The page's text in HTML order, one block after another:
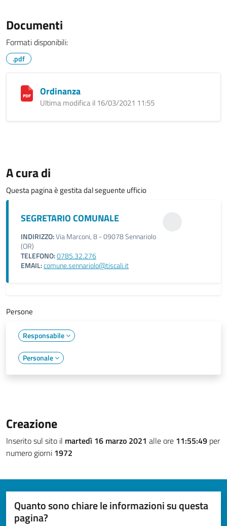
Documenti
Formati disponibili:
.pdf
Ordinanza
Ultima modifica il 16/03/2021 11:55
A cura di
Questa pagina è gestita dal seguente ufficio
SEGRETARIO COMUNALE
INDIRIZZO:Via Marconi, 8 - 09078 Sennariolo
(OR)
TELEFONO:0785.32.276
EMAIL:comune.sennariolo@tiscali.it
Persone
Responsabile
Personale
Creazione
Inserito sul sito il martedì 16 marzo 2021 alle ore 11:55:49 per
numero giorni 1972
Quanto sono chiare le informazioni su questa
pagina?